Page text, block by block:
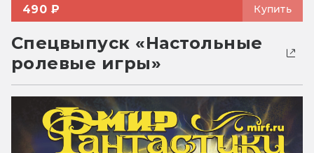
490 ₽ Купить
Спецвыпуск «Настольные
ролевые игры»